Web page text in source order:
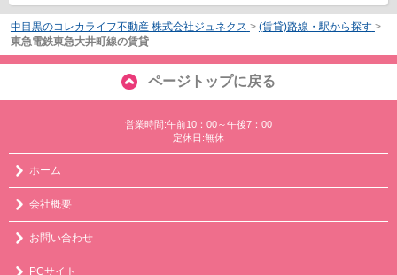
中目黒のコレカライフ不動産 株式会社ジュネクス > (賃貸)路線・駅から探す >
東急電鉄東急大井町線の賃貸
ページトップに戻る
営業時間:午前10：00～午後7：00
定休日:無休
ホーム
会社概要
お問い合わせ
PCサイト